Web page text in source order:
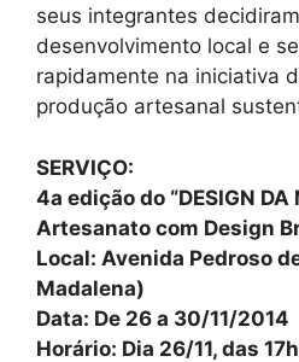
seus integrantes
desenvolvimento local e
rapidamente na iniciativa
produção artesanal
SERVIÇO:
4a edição do “DESIGN DA
Artesanato com Design
Local: Avenida Pedroso
Madalena)
Data: De 26 a 30/11/2014
Horário: Dia 26/11, das